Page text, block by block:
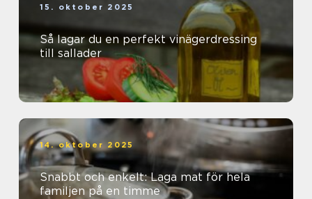
15. oktober 2025
Så lagar du en perfekt vinägerdressing
till sallader
14. oktober 2025
Snabbt och enkelt: Laga mat för hela
familjen på en timme